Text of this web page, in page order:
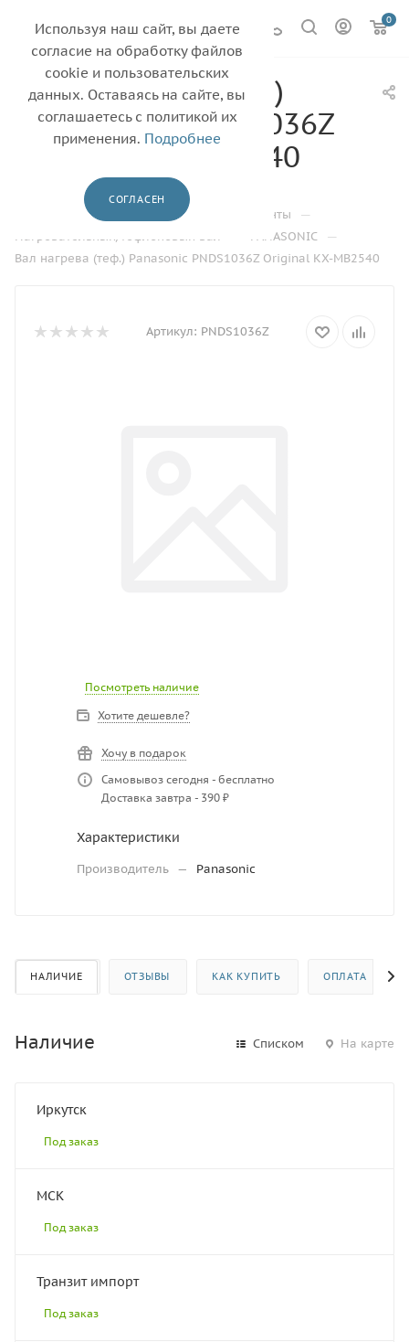
0
Вал нагрева (теф.)
Panasonic PNDS1036Z
Original KX-MB2540
Каталог —
Термопленки, валы фьюзера, термоэлементы —
Нагревательный/тефлоновый вал PANASONIC —
Вал нагрева (теф.) Panasonic PNDS1036Z Original KX-MB2540
Артикул: PNDS1036Z
Посмотреть наличие
Хотите дешевле?
Хочу в подарок
Самовывоз сегодня - бесплатно
Доставка завтра - 390 ₽
Характеристики
Производитель — Panasonic
НАЛИЧИЕ ОТЗЫВЫ КАК КУПИТЬ ОПЛАТА
Наличие Списком На карте
Иркутск
Под заказ
МСК
Под заказ
Транзит импорт
Под заказ
Используя наш сайт, вы даете
согласие на обработку файлов
cookie и пользовательских
данных. Оставаясь на сайте, вы
соглашаетесь с политикой их
применения. Подробнее
СОГЛАСЕН